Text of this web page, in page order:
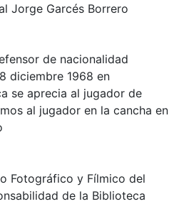
Jorge Garcés Borrero
de nacionalidad
diciembre 1968 en
se aprecia al jugador de
al jugador en la cancha en
Fotográfico y Fílmico del
de la Biblioteca